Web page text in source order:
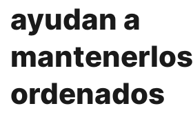
ayudan a
mantenerlos
ordenados